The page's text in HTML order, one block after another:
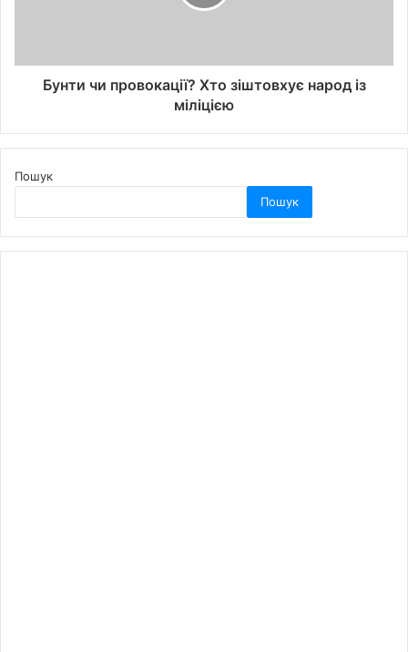
Бунти чи провокації? Хто зіштовхує народ із
міліцією
Пошук
Пошук